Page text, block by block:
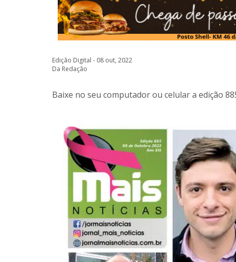
Edição Digital - 08 out, 2022
Da Redação
Baixe no seu computador ou celular a edição